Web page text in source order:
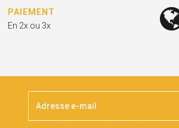
PAIEMENT
En 2x ou 3x